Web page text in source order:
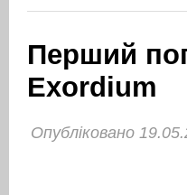
Перший
Exordium
Опубліковано